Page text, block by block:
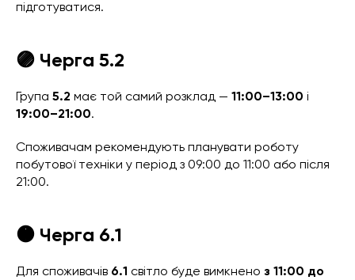
підготуватися.
🟣 Черга 5.2
Група 5.2 має той самий розклад — 11:00–13:00 і
19:00–21:00.
Споживачам рекомендують планувати роботу
побутової техніки у період з 09:00 до 11:00 або після
21:00.
🟠 Черга 6.1
Для споживачів 6.1 світло буде вимкнено з 11:00 до